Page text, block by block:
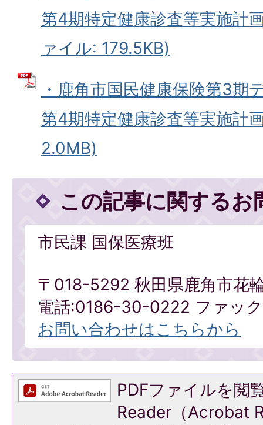
第4期特定健康診査等実施計
ァイル: 179.5KB)
・鹿角市国民健康保険第3期
第4期特定健康診査等実施計
2.0MB)
この記事に関するお
市民課 国保医療班
〒018-5292 秋田県鹿角市花
電話:0186-30-0222 ファッ
お問い合わせはこちらから
PDFファイルを閲
Reader（Acrobat